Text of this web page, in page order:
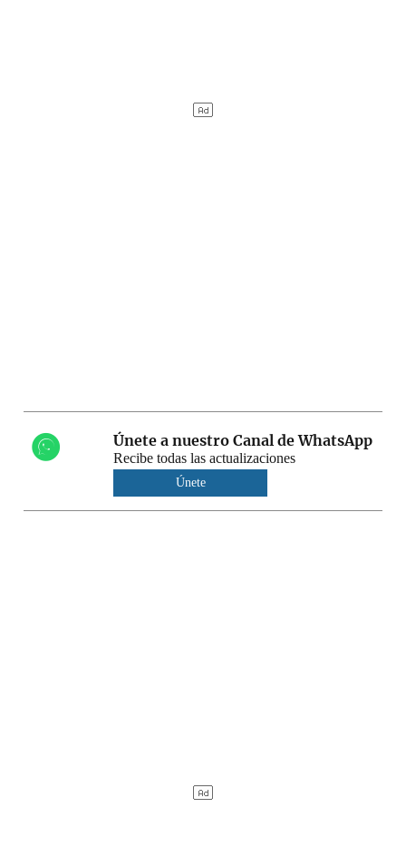
Únete a nuestro Canal de WhatsApp
Recibe todas las actualizaciones
Únete